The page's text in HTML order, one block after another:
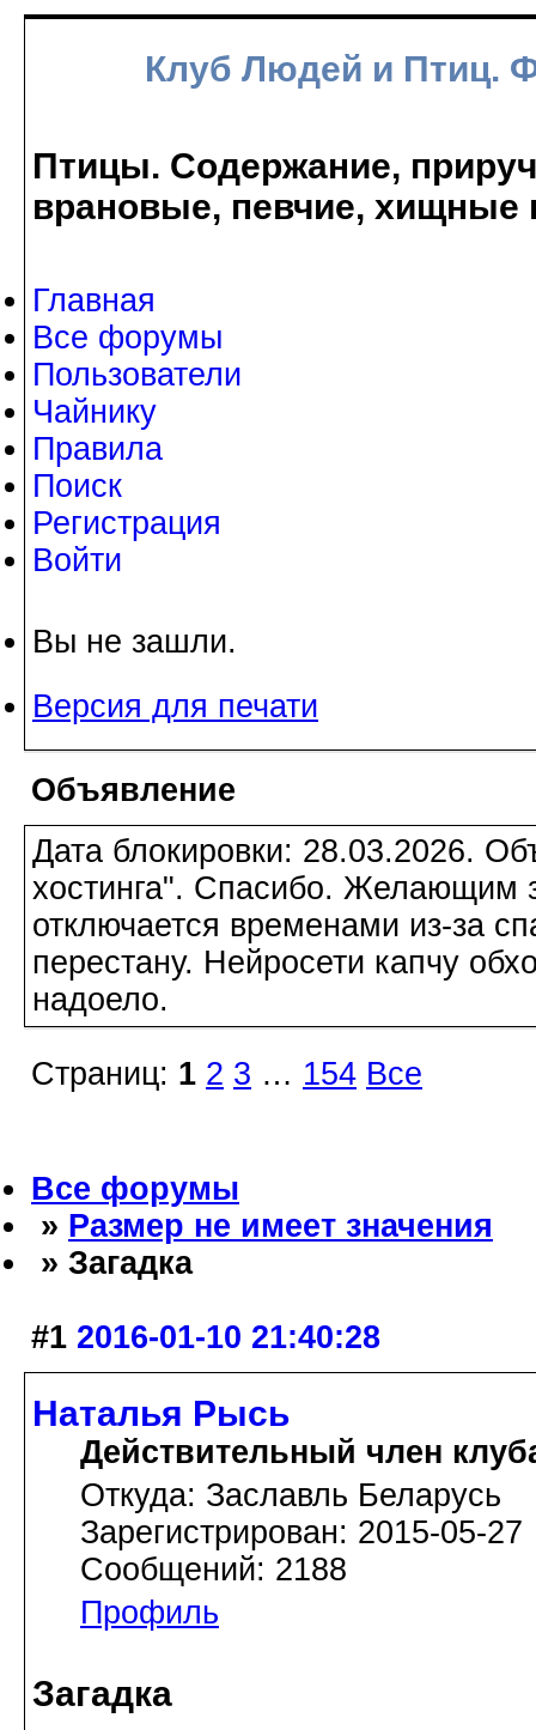
Клуб Людей и Птиц.
Птицы. Содержание,
врановые, певчие, хищные
Главная
Все форумы
Пользователи
Чайнику
Правила
Поиск
Регистрация
Войти
Вы не зашли.
Версия для печати
Объявление
Дата блокировки: 28.03.2026.
хостинга". Спасибо. Желающим
отключается временами из-за
перестану. Нейросети капчу
надоело.
Страниц: 1 2 3 … 154 Все
Все форумы
» Размер не имеет значения
» Загадка
#1 2016-01-10 21:40:28
Наталья Рысь
Действительный член
Откуда: Заславль Беларусь
Зарегистрирован: 2015-05-27
Сообщений: 2188
Профиль
Загадка